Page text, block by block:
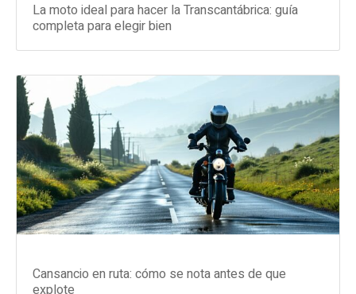
La moto ideal para hacer la Transcantábrica: guía
completa para elegir bien
Cansancio en ruta: cómo se nota antes de que